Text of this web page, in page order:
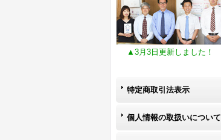
▲3月3日更新しました！
特定商取引法表示
個人情報の取扱いについて